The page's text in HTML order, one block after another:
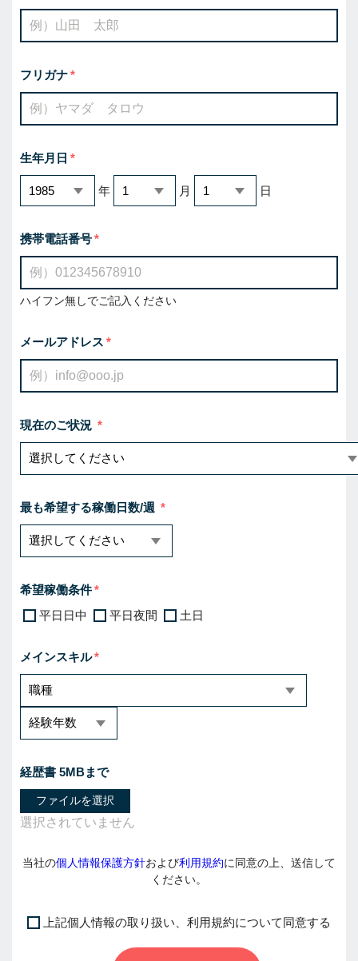
フリガナ
生年月日
年 月 日
携帯電話番号
ハイフン無しでご記入ください
メールアドレス
現在のご状況
最も希望する稼働日数/週
希望稼働条件
平日日中
平日夜間 土日
メインスキル
経歴書 5MBまで
ファイルを選択
当社の個人情報保護方針および利用規約に同意の上、送信して
ください。
上記個人情報の取り扱い、利用規約について同意する